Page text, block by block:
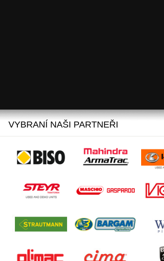
VYBRANÍ NAŠI PARTNEŘI